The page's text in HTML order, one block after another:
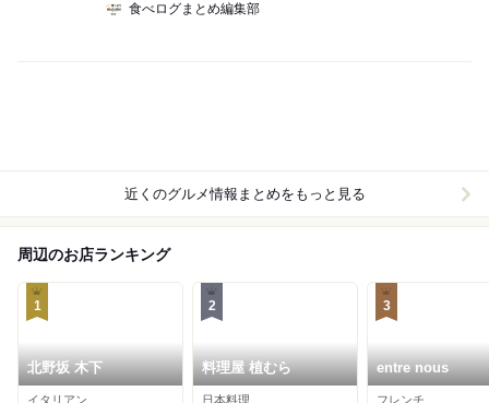
食べログまとめ編集部
近くのグルメ情報まとめをもっと見る
周辺のお店ランキング
1
北野坂 木下
イタリアン
2
料理屋 植むら
日本料理
3
entre nous
フレンチ